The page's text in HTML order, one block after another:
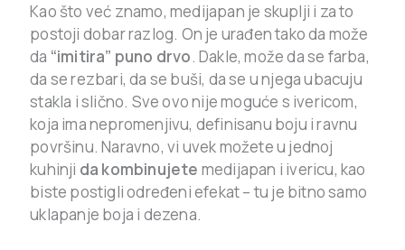
Kao što već znamo, medijapan je skuplji i za to
postoji dobar razlog. On je urađen tako da može
da “imitira” puno drvo. Dakle, može da se farba,
da se rezbari, da se buši, da se u njega ubacuju
stakla i slično. Sve ovo nije moguće s ivericom,
koja ima nepromenjivu, definisanu boju i ravnu
površinu. Naravno, vi uvek možete u jednoj
kuhinji da kombinujete medijapan i ivericu, kao
biste postigli određeni efekat – tu je bitno samo
uklapanje boja i dezena.